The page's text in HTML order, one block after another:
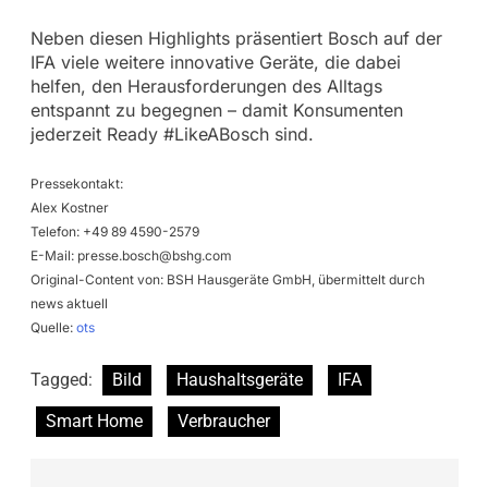
Neben diesen Highlights präsentiert Bosch auf der
IFA viele weitere innovative Geräte, die dabei
helfen, den Herausforderungen des Alltags
entspannt zu begegnen – damit Konsumenten
jederzeit Ready #LikeABosch sind.
Pressekontakt:
Alex Kostner
Telefon: +49 89 4590-2579
E-Mail: presse.bosch@bshg.com
Original-Content von: BSH Hausgeräte GmbH, übermittelt durch
news aktuell
Quelle: ots
Tagged: Bild Haushaltsgeräte
IFA
Smart Home
Verbraucher